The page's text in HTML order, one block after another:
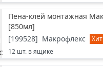
Пена-клей монтажная
[850мл]
[199528] Макрофлекс
Хит
12 шт. в ящике